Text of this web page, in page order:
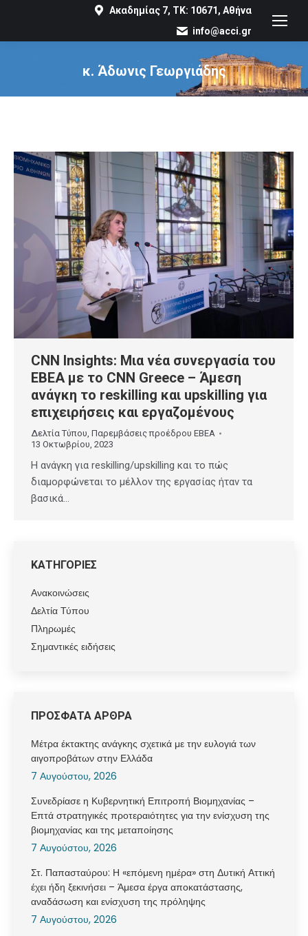
Ακαδημίας 7, ΤΚ: 10671, Αθήνα
info@acci.gr
κ. Άδωνις Γεωργιάδης
You are here:
CNN Insights: Μια νέα συνεργασία του
ΕΒΕΑ με το CNN Greece – Άμεση
ανάγκη το reskilling και upskilling για
επιχειρήσεις και εργαζομένους
Δελτία Τύπου, Παρεμβάσεις προέδρου ΕΒΕΑ
13 Οκτωβρίου, 2023
Η ανάγκη για reskilling/upskilling και το πώς
διαμορφώνεται το μέλλον της εργασίας ήταν τα
βασικά…
ΚΑΤΗΓΟΡΙΕΣ
Ανακοινώσεις
Δελτία Τύπου
Πληρωμές
Σημαντικές ειδήσεις
ΠΡΟΣΦΑΤΑ ΑΡΘΡΑ
Μέτρα έκτακτης ανάγκης σχετικά με την ευλογιά των
αιγοπροβάτων στην Ελλάδα
7 Αυγούστου, 2026
Συνεδρίασε η Κυβερνητική Επιτροπή Βιομηχανίας –
Επτά στρατηγικές προτεραιότητες για την ενίσχυση της
βιομηχανίας και της μεταποίησης
7 Αυγούστου, 2026
Στ. Παπασταύρου: Η «επόμενη ημέρα» στη Δυτική Αττική
έχει ήδη ξεκινήσει – Άμεσα έργα αποκατάστασης,
αναδάσωση και ενίσχυση της πρόληψης
7 Αυγούστου, 2026